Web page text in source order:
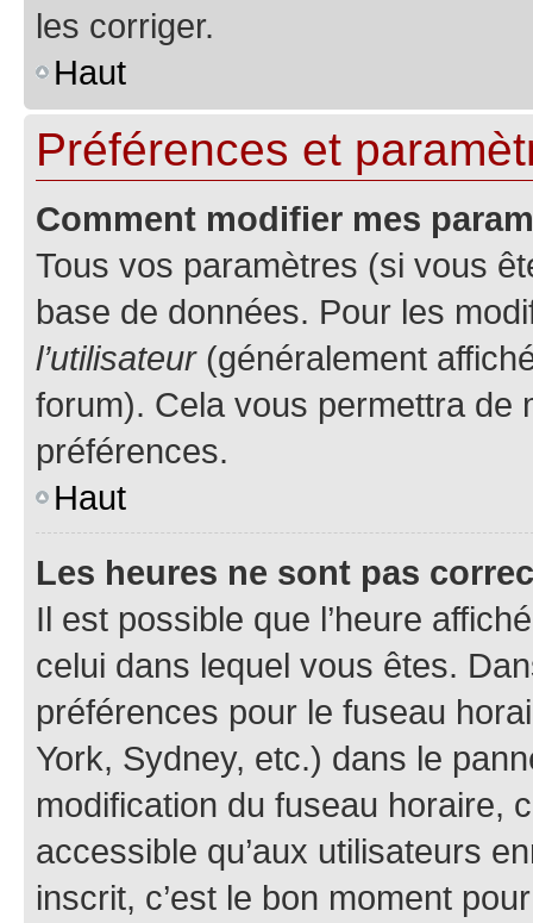
les corriger.
Haut
Préférences et
Comment modifier mes
Tous vos paramètres (si vous
base de données. Pour les
l’utilisateur(généralement
forum). Cela vous permettra de
préférences.
Haut
Les heures ne sont pas
Il est possible que l’heure
celui dans lequel vous êtes.
préférences pour le fuseau
York, Sydney, etc.) dans le
modification du fuseau horaire,
accessible qu’aux utilisateurs
inscrit, c’est le bon moment